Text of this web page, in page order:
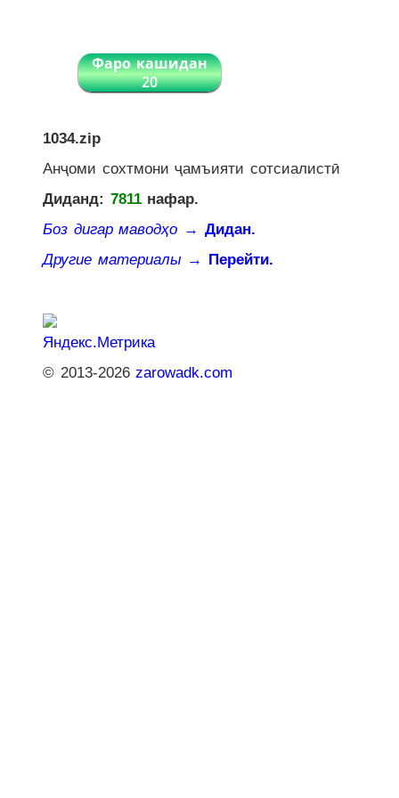
Фаро кашидан
20
1034.zip
Анҷоми сохтмони ҷамъияти сотсиалистӣ
Диданд: 7811нафар.
Боз дигар маводҳо → Дидан.
Другие материалы → Перейти.
© 2013-2026zarowadk.com